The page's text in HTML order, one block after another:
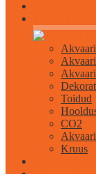
Toidud
CO2
Kruus